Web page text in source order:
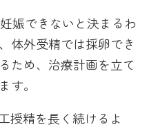
娠できないと決まるわ
体外受精では採卵でき
ため、治療計画を立て
す。
授精を長く続けるよ